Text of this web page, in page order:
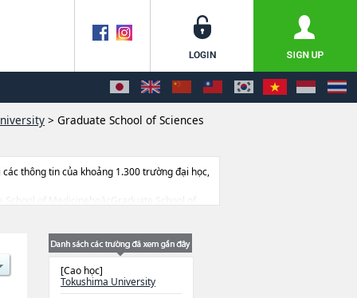
> Graduate School of Sciences
các thông tin của khoảng 1.300 trường đại học,
and Technology for Innovation (Sciences
trúng tuyển, cở sở trang thiết bị, hướng
[Cao học]
Tokushima University